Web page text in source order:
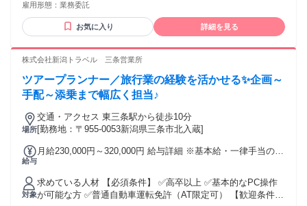
な方 【歓迎条件】 ・BtoBマーケティングの基礎知識 ・電話
営業／インサイドセールスのご経験 ・ビジネスメールのご経
験 ・法人営業のご経験（特にメディア広告営業） ・CRM（顧
活かし、提案・企画にも前向きに取り組みたい方 ・明るく丁
雇用形態： 業務委託
お気に入り 詳細を見る
株式会社新潟トラベル 三条営業所
ツアープランナー／旅行業の経験を活かせる✨企画～
手配～添乗まで幅広く担当♪
場所
交通・アクセス 東三条駅から徒歩10分
[勤務地：〒955-0053新潟県三条市北入蔵]
給与
月給230,000円～320,000円 給与詳細 ※基本給・一律手当の総
手当】 全員に一律で支払われる通勤・皆勤・家族手当金額：
なし 全員に一律で支払われるその他手当金額：あり 1ヶ月あ
たり2万円 【一律手当】 調整手当：月2万円 【その他手当】
対象
求めている人材 【必須条件】 ✅高卒以上 ✅基本的なPC操作
が可能な方 ✅普通自動車運転免許（AT限定可） 【歓迎条件】